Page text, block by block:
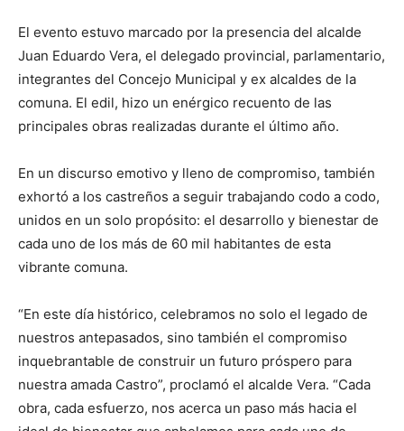
El evento estuvo marcado por la presencia del alcalde
Juan Eduardo Vera, el delegado provincial, parlamentario,
integrantes del Concejo Municipal y ex alcaldes de la
comuna. El edil, hizo un enérgico recuento de las
principales obras realizadas durante el último año.
En un discurso emotivo y lleno de compromiso, también
exhortó a los castreños a seguir trabajando codo a codo,
unidos en un solo propósito: el desarrollo y bienestar de
cada uno de los más de 60 mil habitantes de esta
vibrante comuna.
“En este día histórico, celebramos no solo el legado de
nuestros antepasados, sino también el compromiso
inquebrantable de construir un futuro próspero para
nuestra amada Castro”, proclamó el alcalde Vera. “Cada
obra, cada esfuerzo, nos acerca un paso más hacia el